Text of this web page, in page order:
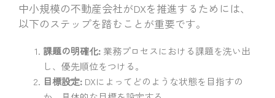
中小規模の不動産会社がDXを推進するためには、
以下のステップを踏むことが重要です。
課題の明確化: 業務プロセスにおける課題を洗い出
し、優先順位をつける。
目標設定: DXによってどのような状態を目指すの